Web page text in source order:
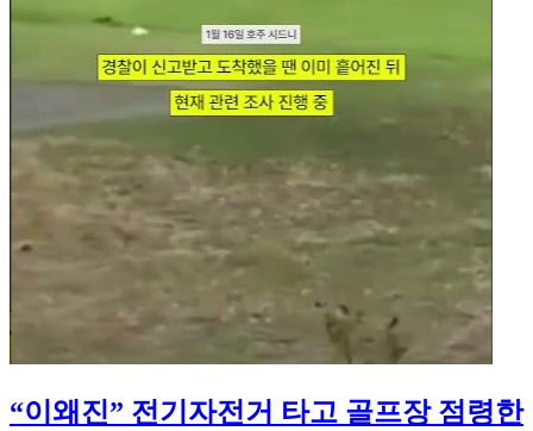
“이왜진” 전기자전거 타고 골프장 점령한